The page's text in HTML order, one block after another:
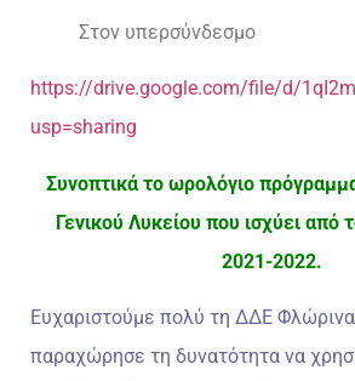
Στον υπερσύνδεσμο
https://drive.google.com/file/d/
usp=sharing
Συνοπτικά το ωρολόγιο
Γενικού Λυκείου που ισχύει από
2021-2022.
Ευχαριστούμε πολύ τη ΔΔΕ
παραχώρησε τη δυνατότητα να